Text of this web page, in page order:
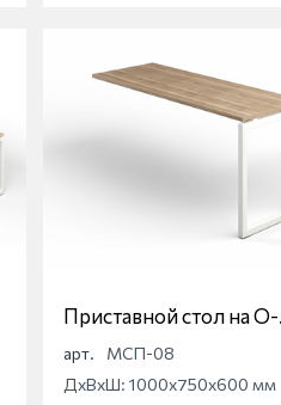
Приставной стол на О-
образной опоре Магна
арт.
МСП-08
ДхВхШ: 1000x750x600 мм